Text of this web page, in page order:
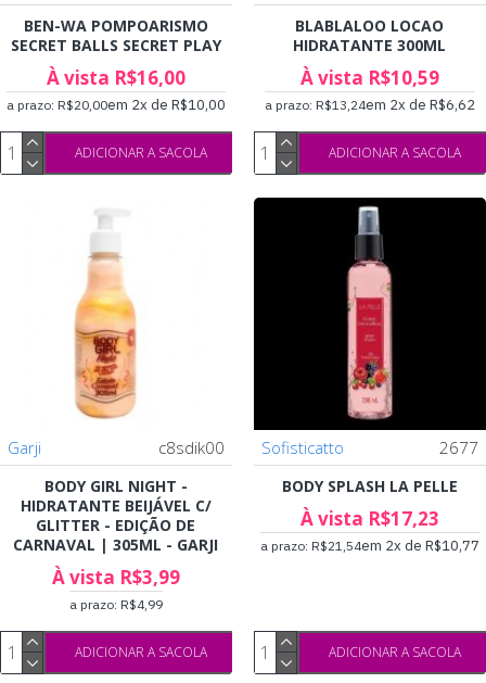
BEN-WA POMPOARISMO
SECRET BALLS SECRET PLAY
À vista R$16,00
a prazo: R$20,00em 2x de R$10,00
ADICIONAR A SACOLA
BLABLALOO LOCAO
HIDRATANTE 300ML
À vista R$10,59
a prazo: R$13,24em 2x de R$6,62
ADICIONAR A SACOLA
Garji c8sdik00
BODY GIRL NIGHT -
HIDRATANTE BEIJÁVEL C/
GLITTER - EDIÇÃO DE
CARNAVAL | 305ML - GARJI
À vista R$3,99
a prazo: R$4,99
ADICIONAR A SACOLA
Sofisticatto 2677
BODY SPLASH LA PELLE
À vista R$17,23
a prazo: R$21,54em 2x de R$10,77
ADICIONAR A SACOLA